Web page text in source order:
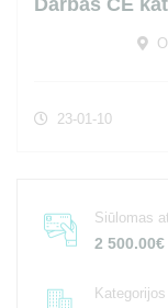
23-01-10
Siūlomas
2
Kategorijos